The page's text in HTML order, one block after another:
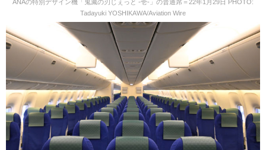
ANAの特別デザイン機「鬼滅の刃じぇっと -壱-」の普通席＝22年1月29日 PHOTO:
Tadayuki YOSHIKAWA/Aviation Wire